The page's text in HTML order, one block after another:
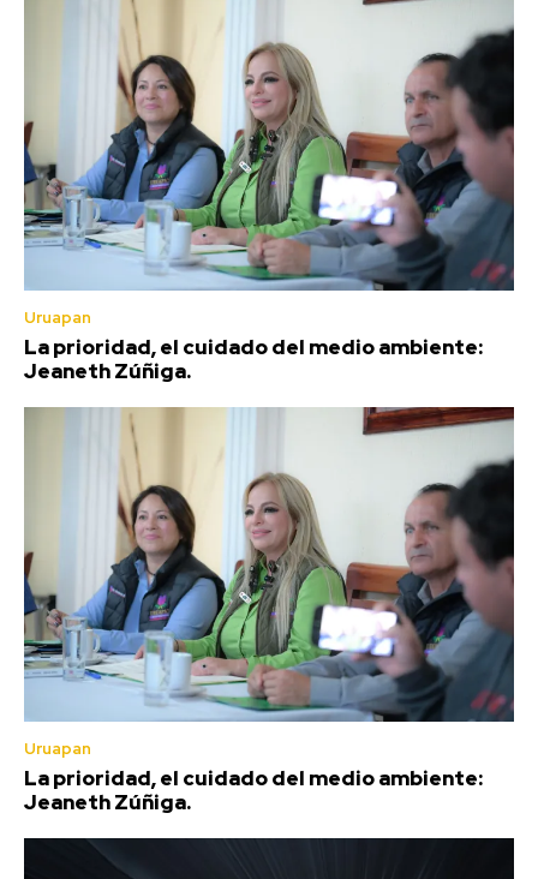
Uruapan
La prioridad, el cuidado del medio ambiente:
Jeaneth Zúñiga.
Uruapan
La prioridad, el cuidado del medio ambiente:
Jeaneth Zúñiga.